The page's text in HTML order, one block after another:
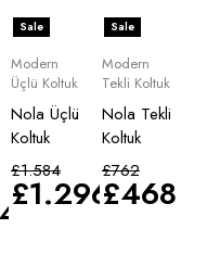
Sale
Modern
Üçlü Koltuk
Nola Üçlü
Koltuk
£1.584
£1.296
Sale
Modern
Tekli Koltuk
Nola Tekli
Koltuk
£762
£468